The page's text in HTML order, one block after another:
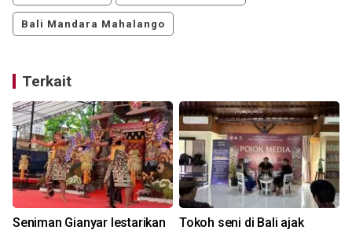
Bali Mandara Mahalango
Terkait
Seniman Gianyar lestarikan Tokoh seni di Bali ajak